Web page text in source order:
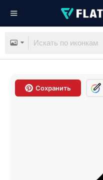
Сохранить